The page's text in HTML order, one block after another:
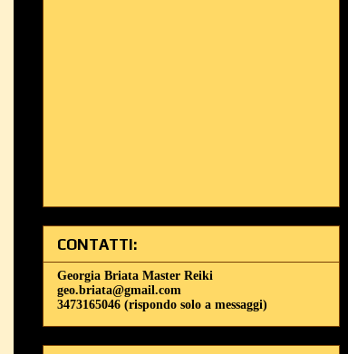
CONTATTI:
Georgia Briata Master Reiki
geo.briata@gmail.com
3473165046 (rispondo solo a messaggi)